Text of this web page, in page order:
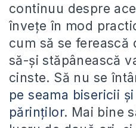
continuu despre
învețe în mod
cum să se ferească
să-și stăpânească
cinste. Să nu se
pe seama bisericii
părinților. Mai bine